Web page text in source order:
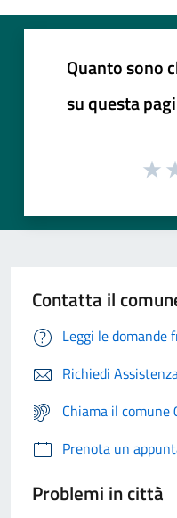
Quanto sono
su questa
Contatta il
Leggi le domande
Richiedi
Chiama il
Prenota un
Problemi in città